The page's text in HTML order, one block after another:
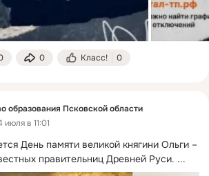
0 Класс! 0
образования Псковской области
в 11:01
День памяти великой княгини Ольги –
правительниц Древней Руси. ...